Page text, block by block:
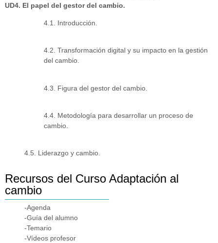
UD4. El papel del gestor del cambio.
4.1. Introducción.
4.2. Transformación digital y su impacto en la gestión
del cambio.
4.3. Figura del gestor del cambio.
4.4. Metodología para desarrollar un proceso de
cambio.
4.5. Liderazgo y cambio.
Recursos del Curso Adaptación al
cambio
-Agenda
-Guía del alumno
-Temario
-Vídeos profesor